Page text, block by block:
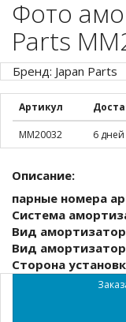
Фото
Parts
Бренд: Japan Parts
Артикул
MM20032 6 дней
Описание:
парные номера
Система
Вид
Вид
Сторона